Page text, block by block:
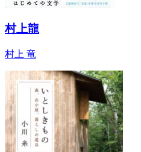
村上龍
村上 竜